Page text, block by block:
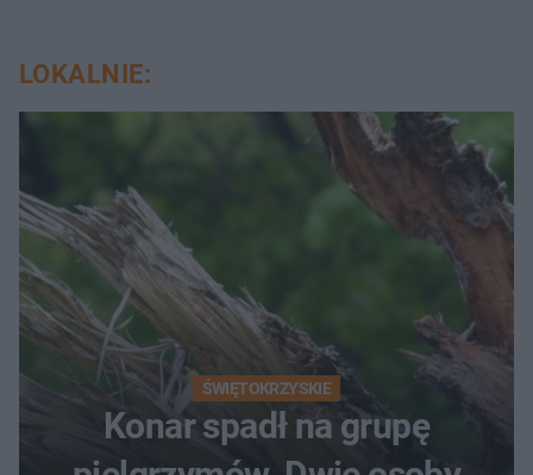
LOKALNIE:
ŚWIĘTOKRZYSKIE
Konar spadł na grupę